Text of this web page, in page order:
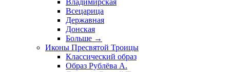
Владимирская
Всецарица
Державная
Донская
Больше →
Иконы Пресвятой Троицы
Классический образ
Образ Рублёва А.